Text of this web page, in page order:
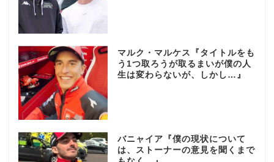
マルク・マルケス『タイトルをも
う1つ取ろうが取るまいが僕の人
生は変わらないが、しかし…』
バニャイア『僕の現状について
は、ストーナーの意見を聞くまで